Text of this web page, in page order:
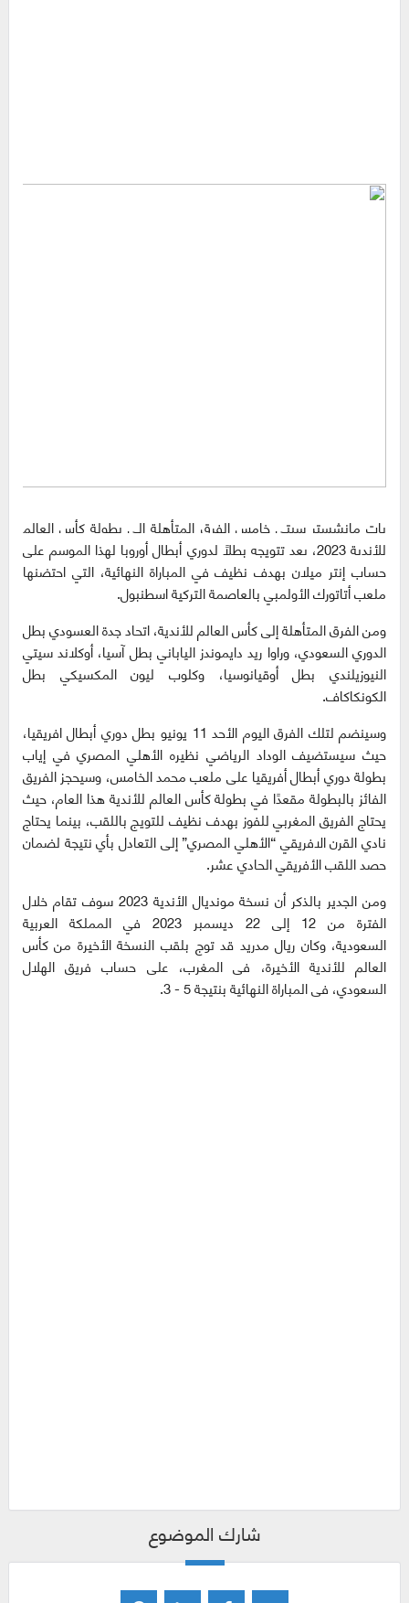
بات مانشستر سيتي خامس الفرق المتأهلة إلى بطولة كأس العالم
للأندية 2023، بعد تتويجه بطلًا لدوري أبطال أوروبا لهذا الموسم على
حساب إنتر ميلانبهدف نظيف في المباراة النهائية، التي احتضنها
ملعب أتاتورك الأولمبي بالعاصمة التركية اسطنبول.
ومن الفرق المتأهلة إلى كأس العالم للأندية، اتحاد جدة العسودي بطل
الدوري السعودي، وراوا ريد دايموندز الياباني بطل آسيا، أوكلاند سيتي
النيوزيلندي بطل أوقيانوسيا، وكلوب ليون المكسيكي بطل
الكونكاكاف.
وسينضم لتلك الفرق اليوم الأحد 11 يونيو بطل دوري أبطال افريقيا،
حيث سيستضيف الوداد الرياضي نظيره الأهلي المصري في إياب
بطولة دوري أبطال أفريقيا على ملعب محمد الخامس، وسيحجز الفريق
الفائز بالبطولة مقعدًا في بطولة كأس العالم للأندية هذا العام، حيث
يحتاج الفريق المغربي للفوز بهدف نظيف للتويج باللقب، بينما يحتاج
نادي القرن الافريقي “الأهلي المصري” إلى التعادل بأي نتيجة لضمان
حصد اللقب الأفريقي الحادي عشر.
ومن الجدير بالذكر أن نسخة مونديال الأندية 2023 سوف تقام خلال
الفترة من 12 إلى 22 ديسمبر 2023 في المملكة العربية
السعودية،وكان ريال مدريد قد توج بلقب النسخة الأخيرة من كأس
العالم للأندية الأخيرة، فى المغرب، على حساب فريق الهلال
السعودي، فى المباراة النهائية بنتيجة 5 - 3.
شارك الموضوع